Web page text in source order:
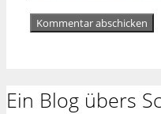
Ein Blog übers